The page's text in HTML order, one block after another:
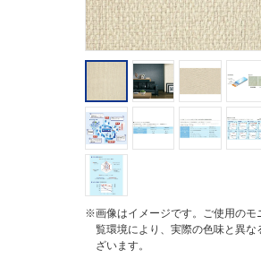
※画像はイメージです。ご使用のモ
覧環境により、実際の色味と異な
ざいます。